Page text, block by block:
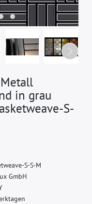
in grau
S-
tweave-S-S-M
ux GmbH